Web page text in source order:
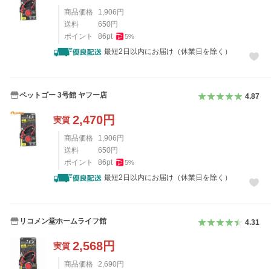
商品価格 1,906 円
送料
650 円
ポイント
86pt 5%
最短2日以内にお届け（休業日を除く）
ペットゴー 3号館 ヤフー店 4.87
実質 2,470円
商品価格 1,906 円
送料
650 円
ポイント
86pt 5%
最短2日以内にお届け（休業日を除く）
リコメン堂ホームライフ館 4.31
実質 2,568円
商品価格 2,690 円